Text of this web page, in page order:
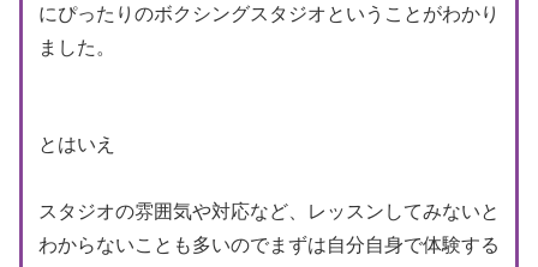
にぴったりのボクシングスタジオということがわかり
ました。
とはいえ
スタジオの雰囲気や対応など、レッスンしてみないと
わからないことも多いのでまずは自分自身で体験する